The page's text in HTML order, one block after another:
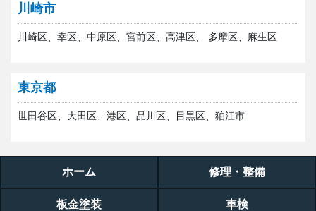
川崎市
川崎区、幸区、中原区、宮前区、高津区、 多摩区、麻生区
東京都
世田谷区、大田区、港区、品川区、目黒区、狛江市
ホーム 修理・整備
板金塗装 車検